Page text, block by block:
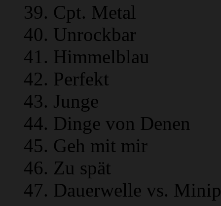
39. Cpt. Metal
40. Unrockbar
41. Himmelblau
42. Perfekt
43. Junge
44. Dinge von Denen
45. Geh mit mir
46. Zu spät
47. Dauerwelle vs.